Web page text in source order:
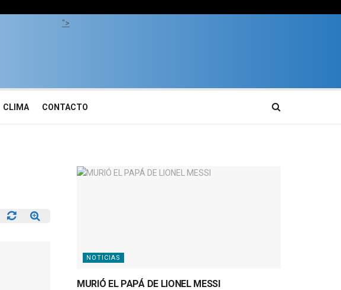
">
CLIMA CONTACTO
NOTICIAS
MURIÓ EL PAPÁ DE LIONEL MESSI